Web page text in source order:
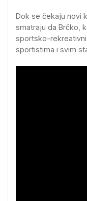
Dok se čekaju novi
smatraju da Brčko,
sportsko-
sportistima i svim